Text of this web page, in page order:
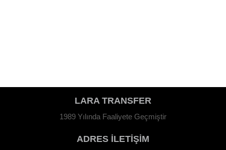
LARA TRANSFER
1989 Yılında Faaliyete Geçmiştir
ADRES İLETİŞİM